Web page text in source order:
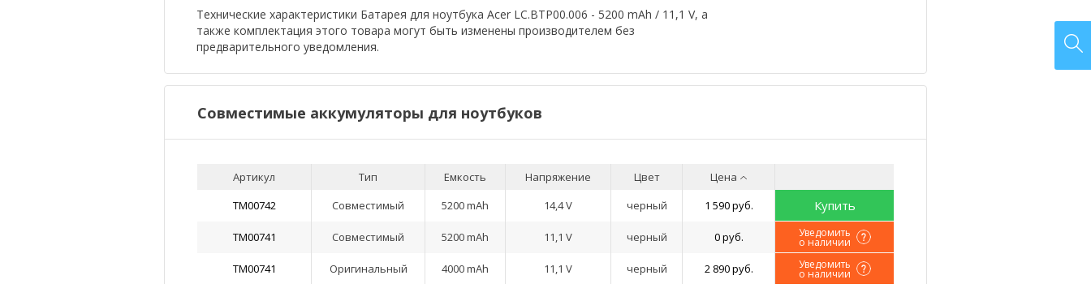
Технические характеристики Батарея для ноутбука Acer LC.BTP00.006 - 5200 mAh / 11,1 V, а
также комплектация этого товара могут быть изменены производителем без
предварительного уведомления.
Совместимые аккумуляторы для ноутбуков
Артикул Тип Емкость Напряжение Цвет
Цена
TM00742
Совместимый 5200 mAh 14,4 V черный 1 590 руб. Купить
TM00741 Совместимый 5200 mAh 11,1 V черный 0 руб. Уведомить
о наличии
TM00741 Оригинальный 4000 mAh 11,1 V черный 2 890 руб. Уведомить
о наличии